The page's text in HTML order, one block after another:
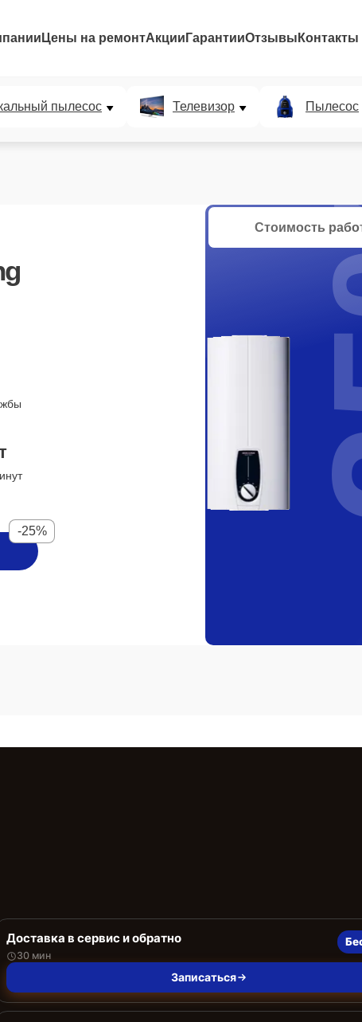
Цены на ремонтАкции ГарантииОтзывы Контакты
пылесос Телевизор Пылесос
-25%
Стоимость
Доставка в сервис и обратно
30 мин
Записаться